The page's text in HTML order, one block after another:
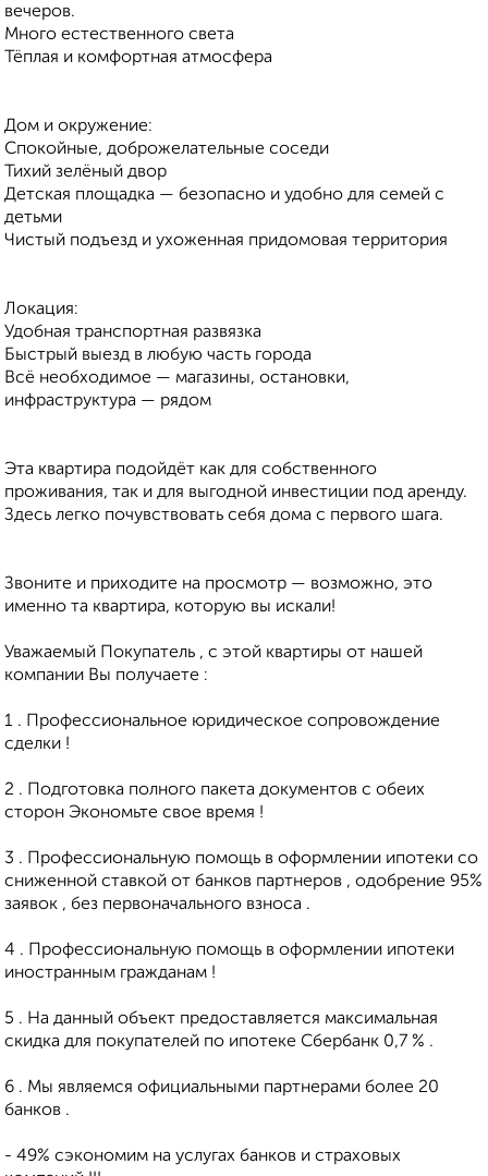
вечеров.
Много естественного света
Тёплая и комфортная атмосфера
Дом и окружение:
Спокойные, доброжелательные соседи
Тихий зелёный двор
Детская площадка — безопасно и удобно для семей с
детьми
Чистый подъезд и ухоженная придомовая территория
Локация:
Удобная транспортная развязка
Быстрый выезд в любую часть города
Всё необходимое — магазины, остановки,
инфраструктура — рядом
Эта квартира подойдёт как для собственного
проживания, так и для выгодной инвестиции под аренду.
Здесь легко почувствовать себя дома с первого шага.
Звоните и приходите на просмотр — возможно, это
именно та квартира, которую вы искали!
Уважаемый Покупатель , с этой квартиры от нашей
компании Вы получаете :
1 . Профессиональное юридическое сопровождение
сделки !
2 . Подготовка полного пакета документов с обеих
сторон Экономьте свое время !
3 . Профессиональную помощь в оформлении ипотеки со
сниженной ставкой от банков партнеров , одобрение 95%
заявок , без первоначального взноса .
4 . Профессиональную помощь в оформлении ипотеки
иностранным гражданам !
5 . На данный объект предоставляется максимальная
скидка для покупателей по ипотеке Сбербанк 0,7 % .
6 . Мы являемся официальными партнерами более 20
банков .
- 49% сэкономим на услугах банков и страховых